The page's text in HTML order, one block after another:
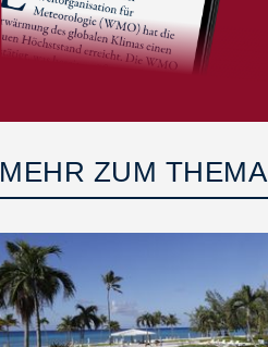
MEHR ZUM THEMA